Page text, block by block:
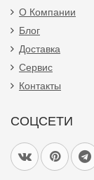
О Компании
Блог
Доставка
Сервис
Контакты
СОЦСЕТИ